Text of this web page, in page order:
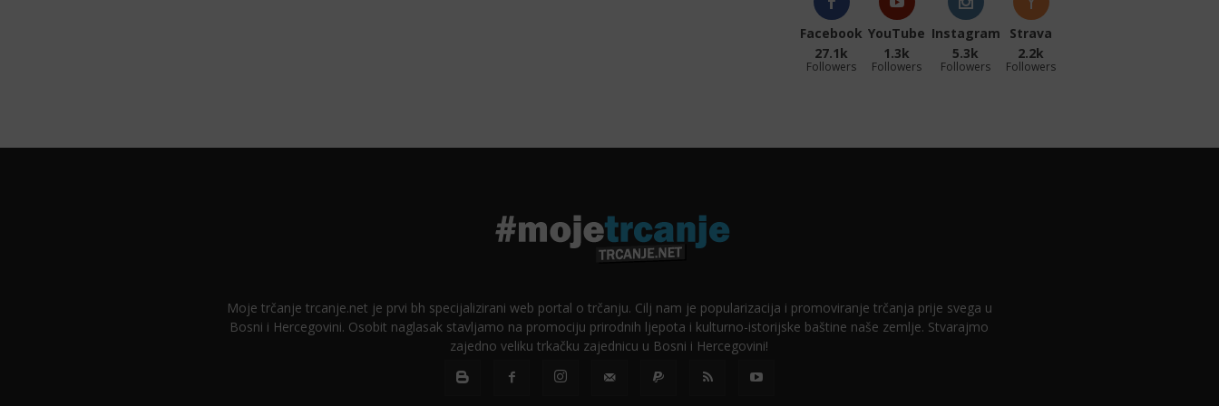
Facebook
27.1k
Followers
YouTube
1.3k
Followers
Instagram
5.3k
Followers
Strava
2.2k
Followers
Moje trčanje trcanje.net je prvi bh specijalizirani web portal o trčanju. Cilj nam je popularizacija i promoviranje trčanja prije svega u
Bosni i Hercegovini. Osobit naglasak stavljamo na promociju prirodnih ljepota i kulturno-istorijske baštine naše zemlje. Stvarajmo
zajedno veliku trkačku zajednicu u Bosni i Hercegovini!